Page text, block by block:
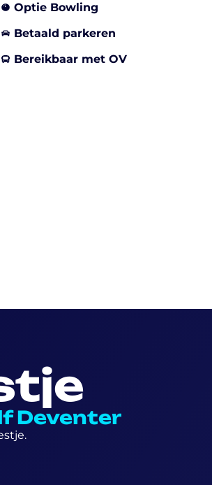
Optie Bowling
Betaald parkeren
Bereikbaar met OV
Deventer